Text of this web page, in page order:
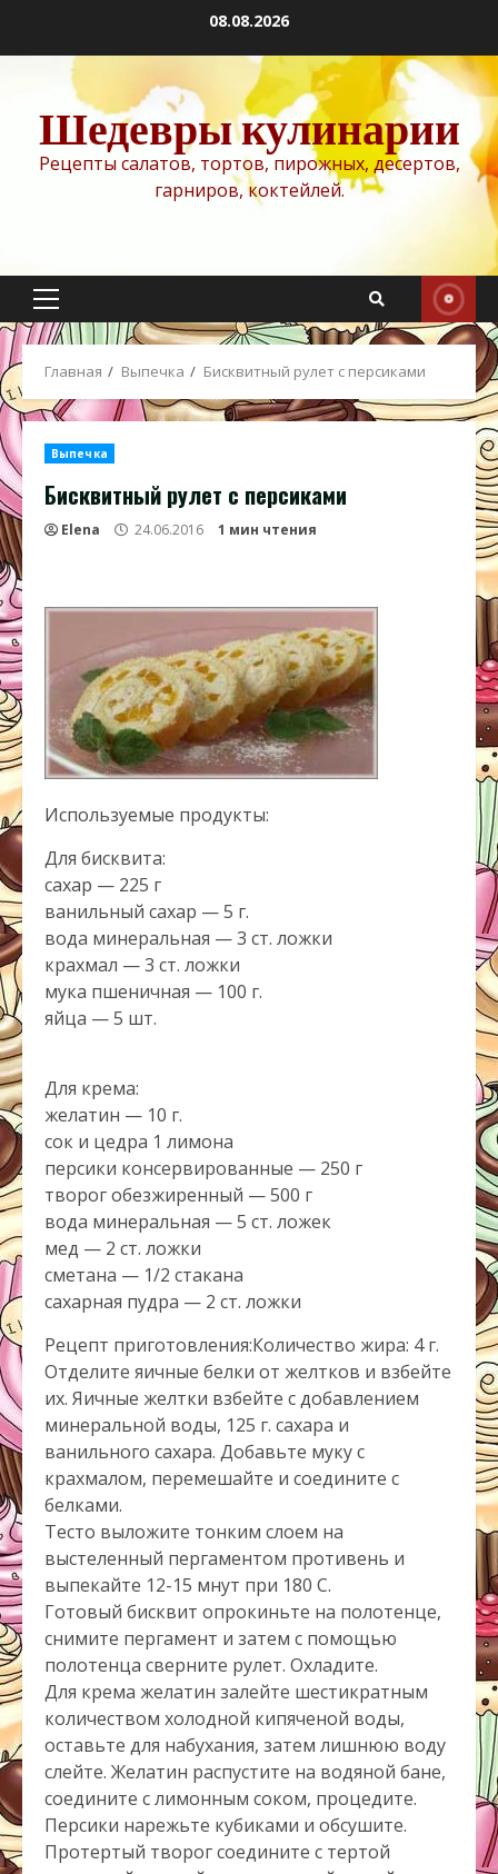
содержимому
08.08.2026
Шедевры кулинарии
Рецепты салатов, тортов, пирожных, десертов,
гарниров, коктейлей.
Основное
меню
Главная Выпечка Бисквитный рулет с персиками
Выпечка
Бисквитный рулет с персиками
Elena 24.06.2016 1 мин чтения
Используемые продукты:
Для бисквита:
сахар — 225 г
ванильный сахар — 5 г.
вода минеральная — 3 ст. ложки
крахмал — 3 ст. ложки
мука пшеничная — 100 г.
яйца — 5 шт.
Для крема:
желатин — 10 г.
сок и цедра 1 лимона
персики консервированные — 250 г
творог обезжиренный — 500 г
вода минеральная — 5 ст. ложек
мед — 2 ст. ложки
сметана — 1/2 стакана
сахарная пудра — 2 ст. ложки
Рецепт приготовления:Количество жира: 4 г.
Отделите яичные белки от желтков и взбейте
их. Яичные желтки взбейте с добавлением
минеральной воды, 125 г. сахара и
ванильного сахара. Добавьте муку с
крахмалом, перемешайте и соедините с
белками.
Тесто выложите тонким слоем на
выстеленный пергаментом противень и
выпекайте 12-15 мнут при 180 С.
Готовый бисквит опрокиньте на полотенце,
снимите пергамент и затем с помощью
полотенца сверните рулет. Охладите.
Для крема желатин залейте шестикратным
количеством холодной кипяченой воды,
оставьте для набухания, затем лишнюю воду
слейте. Желатин распустите на водяной бане,
соедините с лимонным соком, процедите.
Персики нарежьте кубиками и обсушите.
Протертый творог соедините с тертой